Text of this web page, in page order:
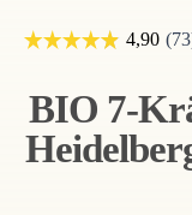
BIO 7-